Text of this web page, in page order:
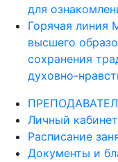
для
Горячая линия
высшего
сохранения
духовно-
Личный
Расписание
Документы и